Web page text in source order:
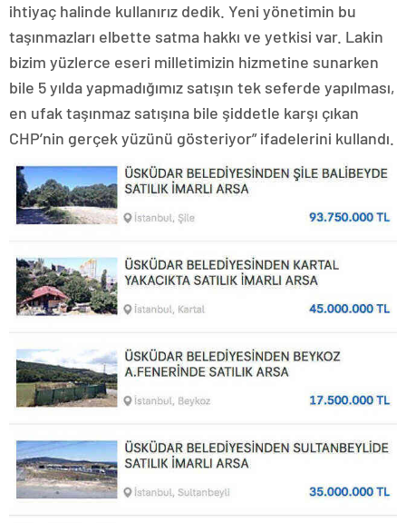
ihtiyaç halinde kullanırız dedik. Yeni yönetimin bu
taşınmazları elbette satma hakkı ve yetkisi var. Lakin
bizim yüzlerce eseri milletimizin hizmetine sunarken
bile 5 yılda yapmadığımız satışın tek seferde yapılması,
en ufak taşınmaz satışına bile şiddetle karşı çıkan
CHP’nin gerçek yüzünü gösteriyor” ifadelerini kullandı.